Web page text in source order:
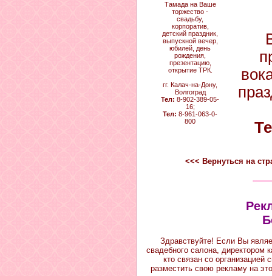
Тамада на Ваше
торжество -
свадьбу,
корпоратив,
детский праздник,
выпускной вечер,
юбилей, день
рождения,
презентацию,
открытие ТРК.
гг. Калач-на-Дону,
Волгоград
Тел: 8-902-389-05-
16;
Тел: 8-961-063-0-
800
<<< Вернуться на
Здравствуйте! Если Вы
свадебного салона,
кто связан со
разместить свою рекламу на